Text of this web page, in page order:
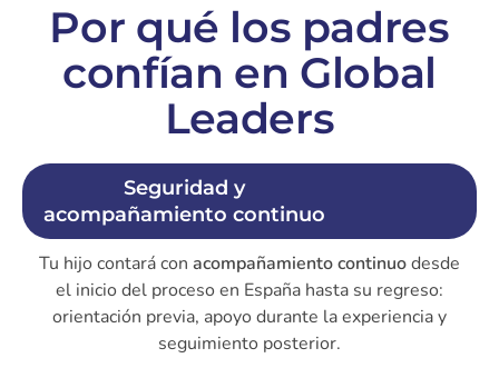
Por qué los padres
confían en Global
Leaders
Seguridad y
acompañamiento continuo
Tu hijo contará con acompañamiento continuodesde
el inicio del proceso en España hasta su regreso:
orientación previa, apoyo durante la experiencia y
seguimiento posterior.